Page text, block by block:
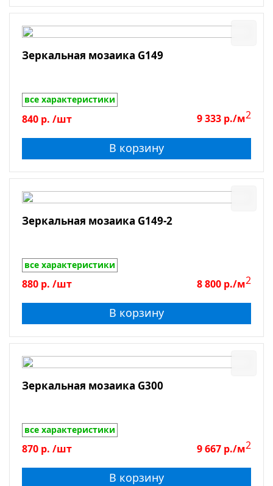
Зеркальная мозаика G149
все характеристики
840 р. /шт 9 333 р./м2
В корзину
Зеркальная мозаика G149-2
все характеристики
880 р. /шт 8 800 р./м2
В корзину
Зеркальная мозаика G300
все характеристики
870 р. /шт 9 667 р./м2
В корзину